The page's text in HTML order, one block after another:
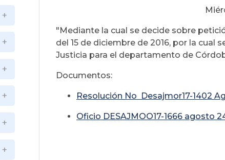
"Mediante la cual se decide sobre
del 15 de diciembre de 2016, por la cual
Justicia para el departamento de
Documentos:
Resolución No Desajmor17-1402
Oficio DESAJMOO17-1666 agosto